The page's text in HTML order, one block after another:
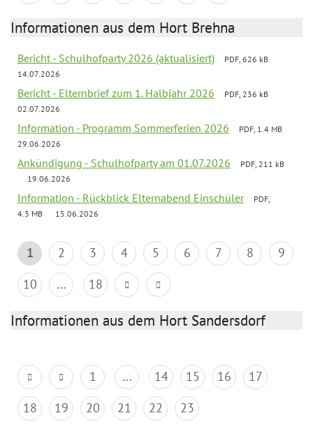
Informationen aus dem Hort Brehna
Bericht - Schulhofparty 2026 (aktualisiert)
PDF, 626 kB
14.07.2026
Bericht - Elternbrief zum 1. Halbjahr 2026
PDF, 236 kB
02.07.2026
Information - Programm Sommerferien 2026
PDF, 1.4 MB
29.06.2026
Ankündigung - Schulhofparty am 01.07.2026
PDF, 211 kB
19.06.2026
Information - Rückblick Elternabend Einschüler
PDF,
4.3 MB
15.06.2026
1 2 3 4 5 6 7 8
9
10
... 18
Informationen aus dem Hort Sandersdorf
1 ... 14 15 16
17
18
19 20 21 22 23